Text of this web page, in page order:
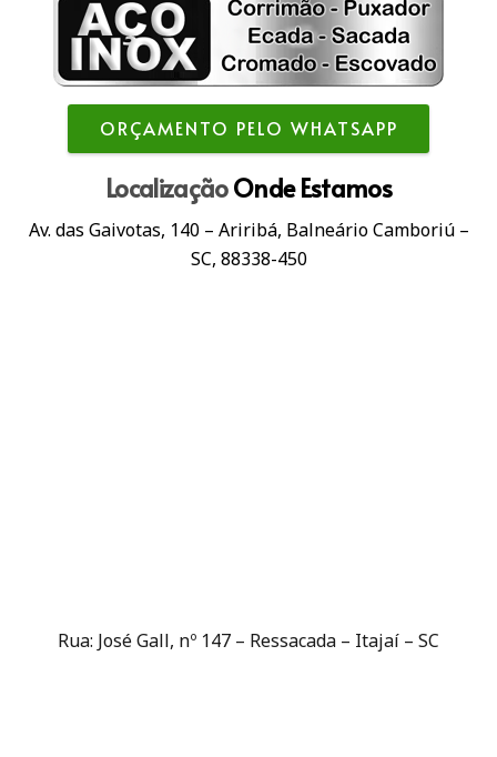
ORÇAMENTO PELO WHATSAPP
LocalizaçãoOnde Estamos
Av. das Gaivotas, 140 – Ariribá, Balneário Camboriú –
SC, 88338-450
Rua: José Gall, nº 147 – Ressacada – Itajaí – SC